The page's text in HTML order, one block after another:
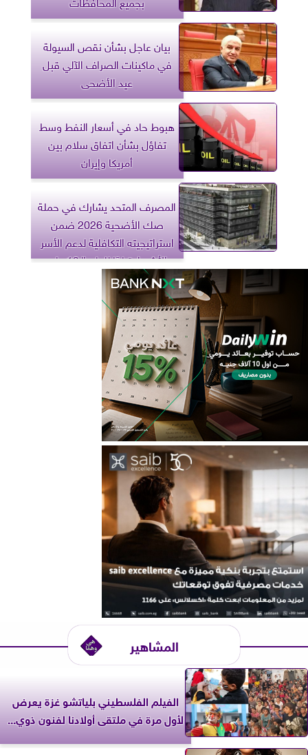
بيان عاجل بشأن نقص السيولة
في ماكينات الصراف الآلي قبل
عيد الأضحى
هبوط حاد في أسعار النفط وسط
تفاؤل بشأن اتفاق سلام بين
أمريكا وإيران
المصرف المتحد يشارك في حملة
صك الأضحية 2026 ضمن
استراتيجيته التكافلية لدعم الأسر
الأشد احتياجًا للعام الـ19 على
التوالي
المشاهير
الفيلم الفلسطيني بلياتشو غزة يعرض
لأول مرة في ملتقى أولادنا لفنون ذوي...